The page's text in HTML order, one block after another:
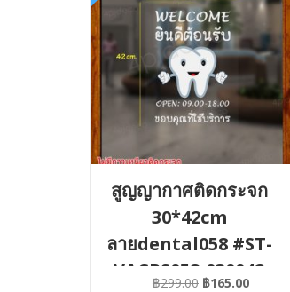
สูญญากาศติดกระจก
30*42cm
ลายdental058 #ST-
VACPS058-030042
฿299.00 Original
฿165.00Current